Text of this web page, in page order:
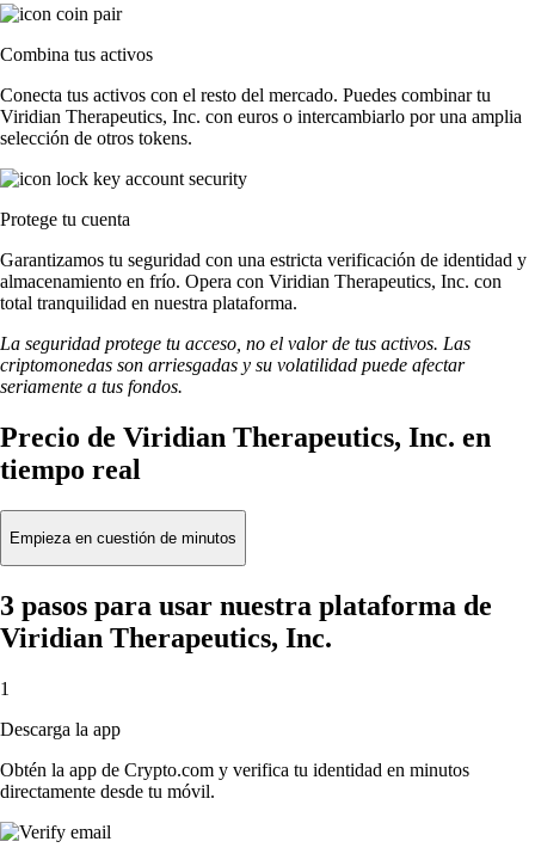
Combina tus activos
Conecta tus activos con el resto del mercado. Puedes combinar tu
Viridian Therapeutics, Inc. con euros o intercambiarlo por una amplia
selección de otros tokens.
Protege tu cuenta
Garantizamos tu seguridad con una estricta verificación de identidad y
almacenamiento en frío. Opera con Viridian Therapeutics, Inc. con
total tranquilidad en nuestra plataforma.
La seguridad protege tu acceso, no el valor de tus activos. Las
criptomonedas son arriesgadas y su volatilidad puede afectar
seriamente a tus fondos.
Precio de Viridian Therapeutics, Inc. en
tiempo real
Empieza en cuestión de minutos
3 pasos para usar nuestra plataforma de
Viridian Therapeutics, Inc.
1
Descarga la app
Obtén la app de Crypto.com y verifica tu identidad en minutos
directamente desde tu móvil.